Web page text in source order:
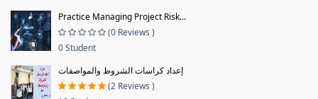
Practice Managing Project Risk...
(0 Reviews )
0 Student
إعداد كراسات الشروط والمواصفات
(2 Reviews )